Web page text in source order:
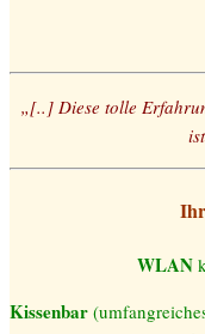
„[..] Diese tolle
WLAN
Kissenbar